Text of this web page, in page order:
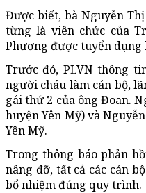
Được biết, bà Nguyễn
từng là viên chức của
Phương được tuyển dụng
Trước đó, PLVN thông
người cháu làm cán bộ,
gái thứ 2 của ông Đoan.
huyện Yên Mỹ) và
Yên Mỹ.
Trong thông báo phản
nâng đỡ, tất cả các cán
bổ nhiệm đúng quy trình.